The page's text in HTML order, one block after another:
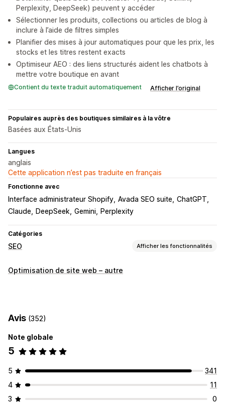
Perplexity, DeepSeek) peuvent y accéder
Sélectionner les produits, collections ou articles de blog à
inclure à l’aide de filtres simples
Planifier des mises à jour automatiques pour que les prix, les
stocks et les titres restent exacts
Optimiseur AEO : des liens structurés aident les chatbots à
mettre votre boutique en avant
Contient du texte traduit automatiquement Afficher l’original
Populaires auprès des boutiques similaires à la vôtre
Basées aux États-Unis
Langues
anglais
Cette application n’est pas traduite en français
Fonctionne avec
Interface administrateur Shopify Avada SEO suite ChatGPT
Claude
DeepSeek Gemini Perplexity
Catégories
SEO Afficher les fonctionnalités
Outils SEO
Suivi des performances
Optimisation de site web – autre
Avis (352)
Note globale
5
5
341
4
11
3
0